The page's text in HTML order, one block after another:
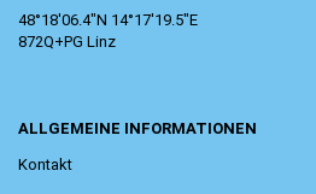
48°18'06.4"N 14°17'19.5"E
872Q+PG Linz
ALLGEMEINE INFORMATIONEN
Kontakt